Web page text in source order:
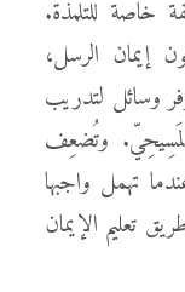
للتلمذة.
إيمان الرسل،
وسائل لتدريب
وتُضعِف
تهمل واجبها
تعليم الإيمان